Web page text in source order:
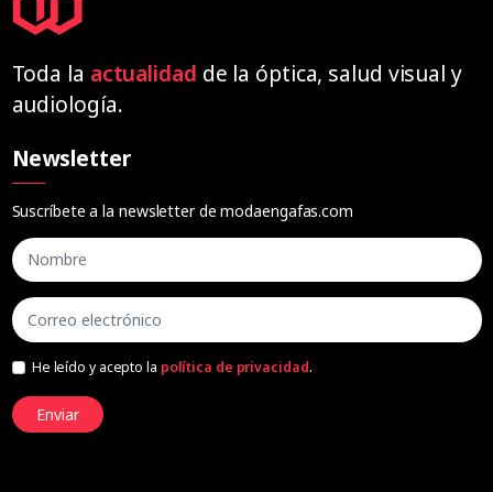
Toda la actualidad de la óptica, salud visual y
audiología.
Newsletter
Suscríbete a la newsletter de modaengafas.com
He leído y acepto la política de privacidad.
Enviar